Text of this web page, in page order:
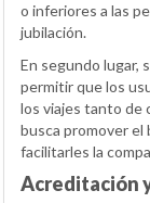
o inferiores a las
jubilación.
En segundo lugar,
permitir que los
los viajes tanto de
busca promover el
facilitarles la
Acreditación